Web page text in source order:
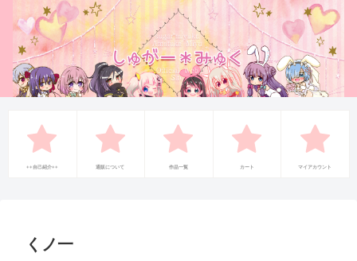
++自己紹介++ 通販について 作品一覧 カート マイアカウント
くノ一